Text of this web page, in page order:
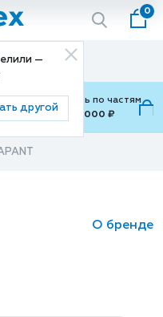
—
другой
0
доставки
Можно оплатить по частям
от 700 ₽ до 15,000 ₽
О бренде